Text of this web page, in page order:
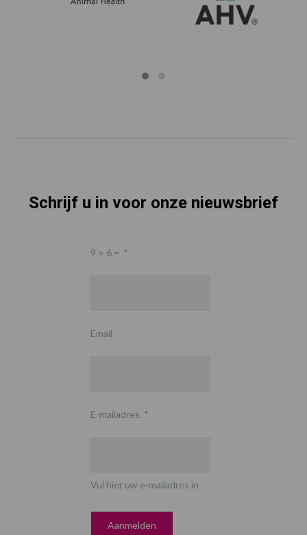
Schrijf u in voor onze nieuwsbrief
9 + 6 = *
Email
E-mailadres *
Vul hier uw e-mailadres in